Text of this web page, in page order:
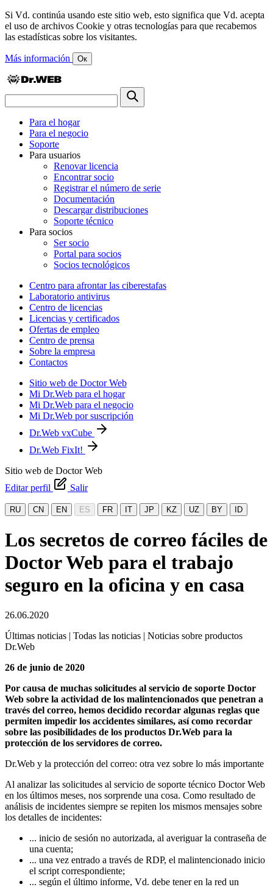
Si Vd. continúa usando este sitio web, esto significa que Vd. acepta
el uso de archivos Cookie y otras tecnologías para que recabemos
las estadísticas sobre los visitantes.
Más información Ок
Para el hogar
Para el negocio
Soporte
Para usuarios
Renovar licencia
Encontrar socio
Registrar el número de serie
Documentación
Descargar distribuciones
Soporte técnico
Para socios
Ser socio
Portal para socios
Socios tecnológicos
Centro para afrontar las ciberestafas
Laboratorio antivirus
Centro de licencias
Licencias y certificados
Ofertas de empleo
Centro de prensa
Sobre la empresa
Contactos
Sitio web de Doctor Web
Mi Dr.Web para el hogar
Mi Dr.Web para el negocio
Mi Dr.Web por suscripción
Dr.Web vxCube
Dr.Web FixIt!
Sitio web de Doctor Web
Editar perfil
Salir
RU CN EN ES FR IT JP KZ UZ BY ID
Los secretos de correo fáciles de
Doctor Web para el trabajo
seguro en la oficina y en casa
26.06.2020
Últimas noticias | Todas las noticias | Noticias sobre productos
Dr.Web
26 de junio de 2020
Por causa de muchas solicitudes al servicio de soporte Doctor
Web sobre la actividad de los malintencionados que penetran a
través del correo, hemos decidido recordar algunas reglas que
permiten impedir los accidentes similares, así como recordar
sobre las posibilidades de los productos Dr.Web para la
protección de los servidores de correo.
Dr.Web y la protección del correo: otra vez sobre lo más importante
Al analizar las solicitudes al servicio de soporte técnico Doctor Web
en los últimos meses, nos sorprende una cosa. Como resultado de
análisis de incidentes siempre se repiten los mismos mensajes sobre
los detalles de incidentes:
... inicio de sesión no autorizada, al averiguar la contraseña de
una cuenta;
... una vez entrado a través de RDP, el malintencionado inicio
el script correspondiente;
... según el último informe, Vd. debe tener en la red un